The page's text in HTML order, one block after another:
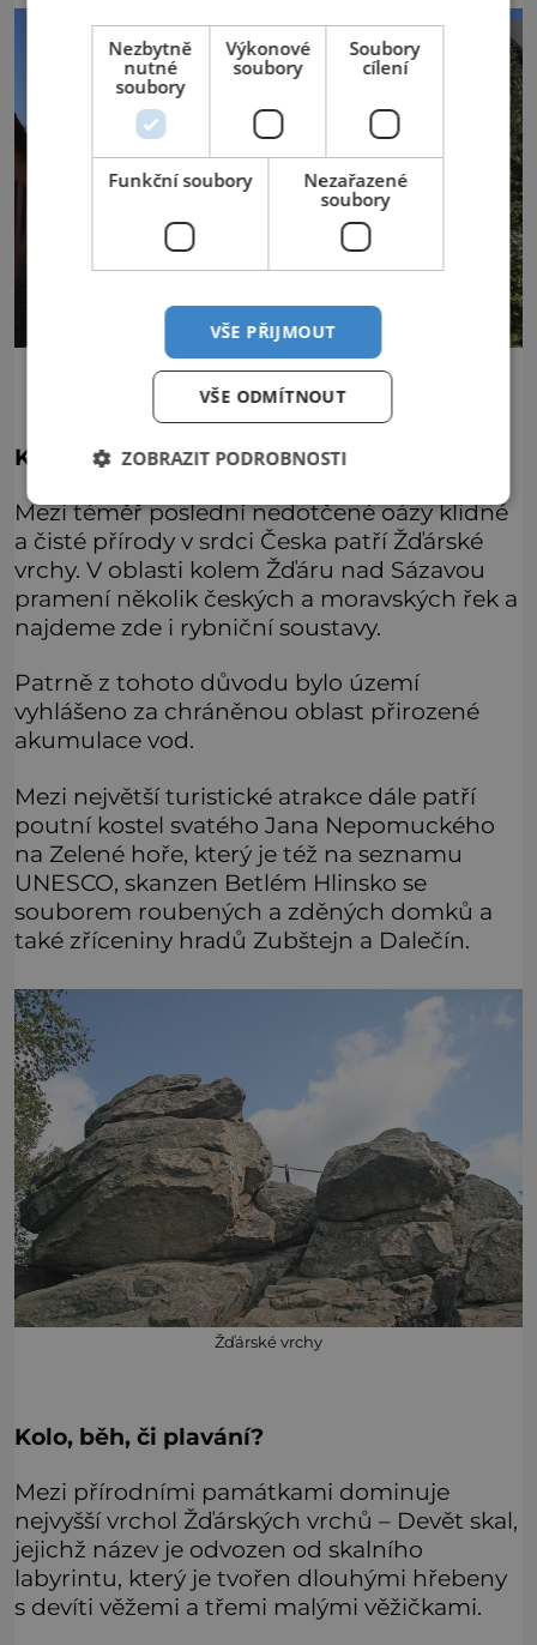
Betlém Hlinsko
Krása střídá nádheru
Mezi téměř poslední nedotčené oázy klidné
a čisté přírody v srdci Česka patří Žďárské
vrchy. V oblasti kolem Žďáru nad Sázavou
pramení několik českých a moravských řek a
najdeme zde i rybniční soustavy.
Patrně z tohoto důvodu bylo území
vyhlášeno za chráněnou oblast přirozené
akumulace vod.
Mezi největší turistické atrakce dále patří
poutní kostel svatého Jana Nepomuckého
na Zelené hoře, který je též na seznamu
UNESCO, skanzen Betlém Hlinsko se
souborem roubených a zděných domků a
také zříceniny hradů Zubštejn a Dalečín.
Žďárské vrchy
Kolo, běh, či plavání?
Mezi přírodními památkami dominuje
nejvyšší vrchol Žďárských vrchů – Devět skal,
jejichž název je odvozen od skalního
labyrintu, který je tvořen dlouhými hřebeny
s devíti věžemi a třemi malými věžičkami.
Nezbytně
nutné
soubory
Výkonové
soubory
Soubory
cílení
Funkční soubory
Nezařazené
soubory
VŠE PŘIJMOUT
VŠE ODMÍTNOUT
ZOBRAZIT PODROBNOSTI